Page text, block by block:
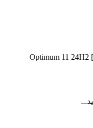
Optimum 11 24H2